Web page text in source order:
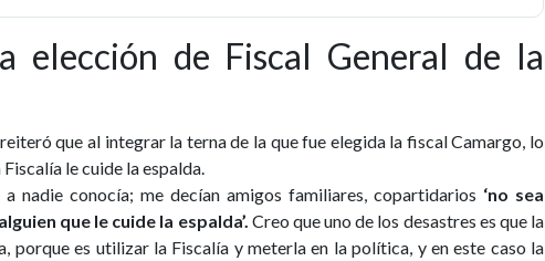
elección de Fiscal General de la
que al integrar la terna de la que fue elegida la fiscal Camargo, lo
le cuide la espalda.
a nadie conocía; me decían amigos familiares, copartidarios ‘no sea
que le cuide la espalda’. Creo que uno de los desastres es que la
porque es utilizar la Fiscalía y meterla en la política, y en este caso la